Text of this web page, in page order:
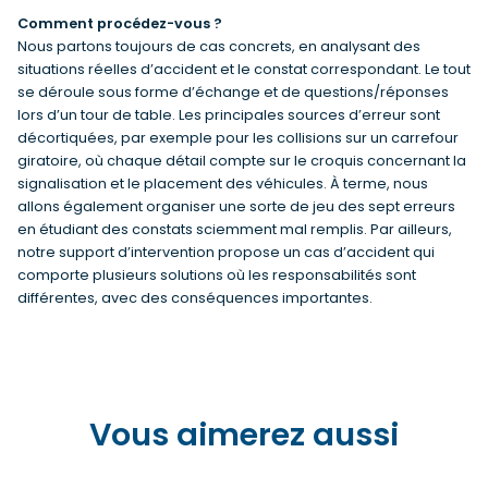
Comment procédez-vous ?
Nous partons toujours de cas concrets, en analysant des
situations réelles d’accident et le constat correspondant. Le tout
se déroule sous forme d’échange et de questions/réponses
lors d’un tour de table. Les principales sources d’erreur sont
décortiquées, par exemple pour les collisions sur un carrefour
giratoire, où chaque détail compte sur le croquis concernant la
signalisation et le placement des véhicules. À terme, nous
allons également organiser une sorte de jeu des sept erreurs
en étudiant des constats sciemment mal remplis. Par ailleurs,
notre support d’intervention propose un cas d’accident qui
comporte plusieurs solutions où les responsabilités sont
différentes, avec des conséquences importantes.
Vous aimerez aussi